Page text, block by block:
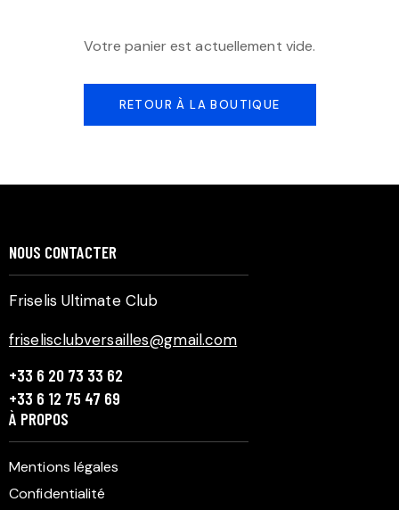
Votre panier est actuellement vide.
RETOUR À LA BOUTIQUE
NOUS CONTACTER
Friselis Ultimate Club
friselisclubversailles@gmail.com
+33 6 20 73 33 62
+33 6 12 75 47 69
À PROPOS
Mentions légales
Confidentialité